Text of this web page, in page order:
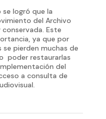
logró que la
del Archivo
Este
ya que por
pierden muchas de
poder restaurarlas
del
a consulta de